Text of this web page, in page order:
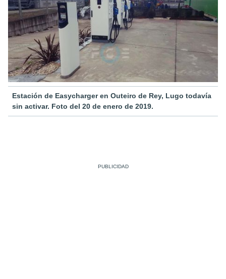
Estación de Easycharger en Outeiro de Rey, Lugo todavía
sin activar. Foto del 20 de enero de 2019.